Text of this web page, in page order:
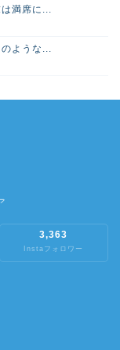
満席に...
ような...
3,363
Instaフォロワー